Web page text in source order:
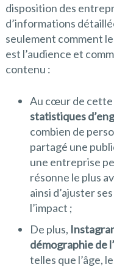
disposition des
d’informations
seulement comment
est l’audience et
contenu :
Au cœur de
statistiques
combien de
partagé une
une entreprise
résonne le plus
ainsi d’ajuster
l’impact ;
De plus,
démographie de
telles que l’âge,